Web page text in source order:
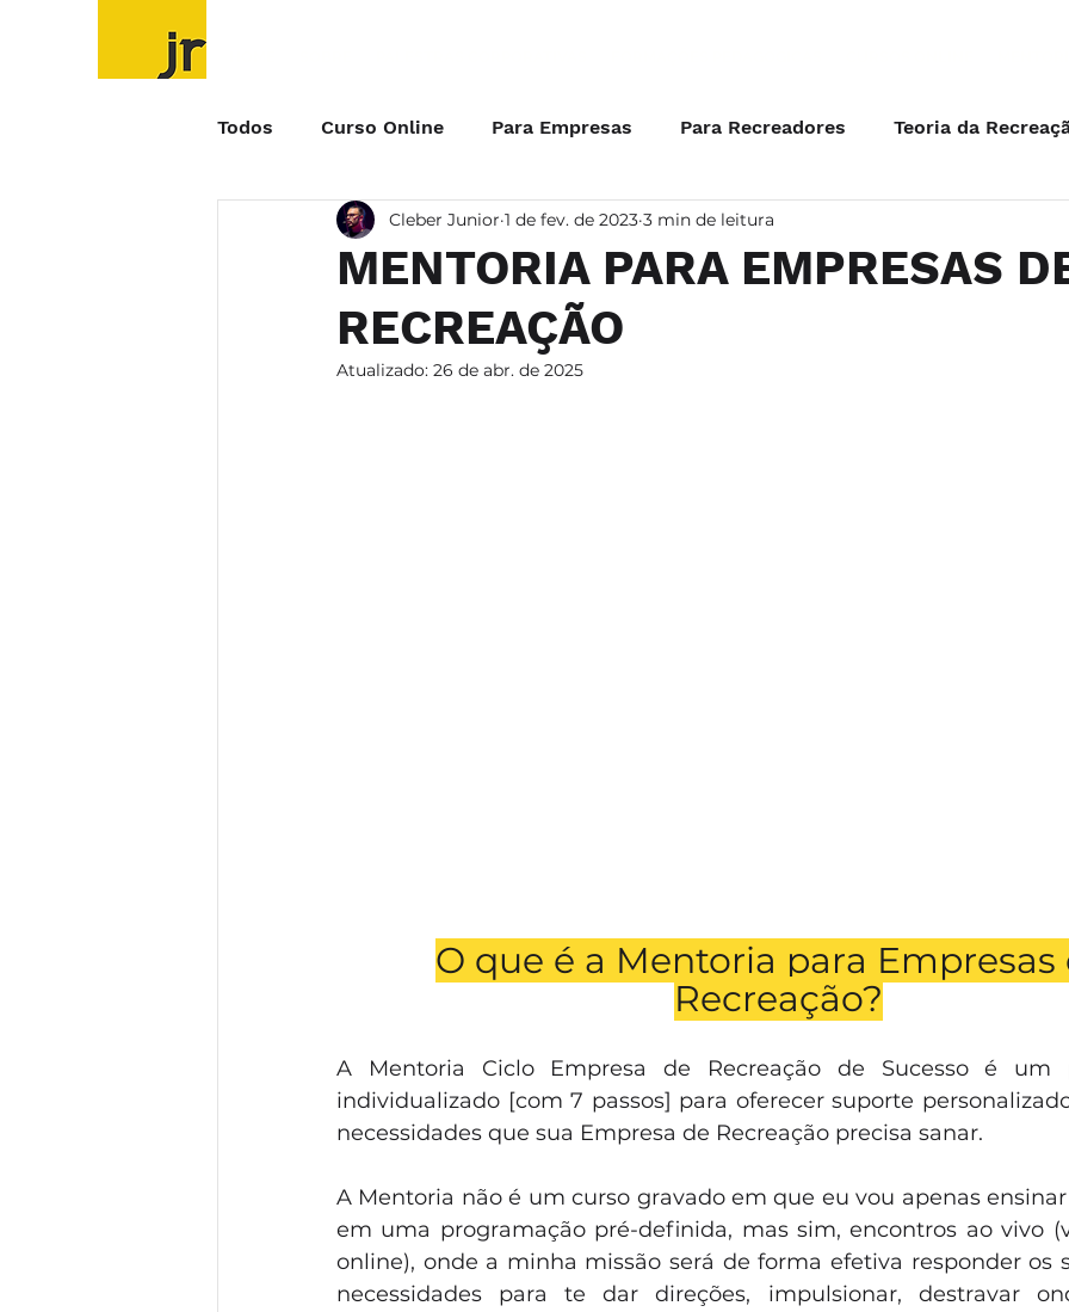
Todos Curso Online Para Empresas Para Recreadores Teoria da
Jogos e Brincadeiras Cleber Junior Professores
MENTORIA PARA EMPRESAS
RECREAÇÃO
Cleber Junior 1 de fev. de 2023 3 min de leitura
Atualizado: 26 de abr. de 2025
O que é a Mentoria para Empresas
Recreação?
A Mentoria Ciclo Empresa de Recreação de Sucesso é um
individualizado [com 7 passos] para oferecer suporte
necessidades que sua Empresa de Recreação precisa sanar.
A Mentoria não é um curso gravado em que eu vou apenas
em uma programação pré-definida, mas sim, encontros ao vivo
online), onde a minha missão será de forma efetiva responder os
necessidades para te dar direções, impulsionar, destravar